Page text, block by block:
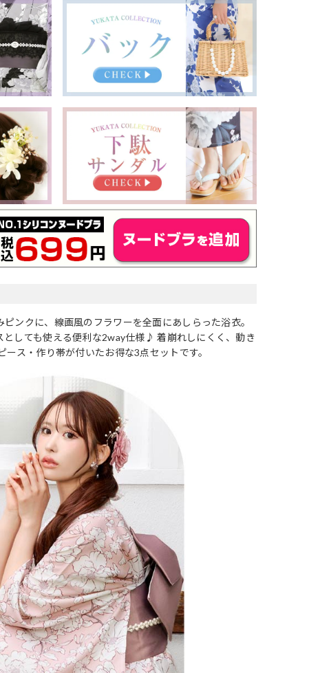
ンクに、線画風のフラワーを全面にあしらった浴衣。
としても使える便利な2way仕様♪ 着崩れしにくく、動き
ス・作り帯が付いたお得な3点セットです。